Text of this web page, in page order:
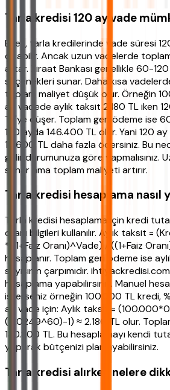
Tarla kredisi 120 ay vade
Evet, tarla kredilerinde vade süresi
çıkabilir. Ancak uzun vadelerde
artar. Ziraat Bankası genellikle 60-
seçenekleri sunar. Daha kısa
toplam maliyet düşük olur. Örneğin
ay vadede aylık taksit 2.180 TL iken
TL'ye düşer. Toplam geri ödeme ise
120 ayda 146.400 TL olur. Yani 120
15.600 TL daha fazla ödersiniz. Bu
gelir durumunuza göre yapmalısınız.
sunar ama toplam maliyeti artırır.
Tarla kredisi hesaplama nasıl
Tarla kredisi hesaplama için kredi
oranı bilgileri kullanılır. Aylık taksit =
* (1+Faiz Oranı)^Vade) / ((1+Faiz
hesaplanır. Toplam geri ödeme ise
sayısının çarpımıdır.
hesaplama yapabilirsiniz. Manuel
isterseniz örneğin 100.000 TL kredi,
ay vade için: Aylık taksit =
((1.0249^60)-1) ≈ 2.180 TL olur.
130.800 TL. Bu hesaplamayı kendi
yaparak bütçenizi planlayabilirsiniz.
Tarla kredisi alırken nelere